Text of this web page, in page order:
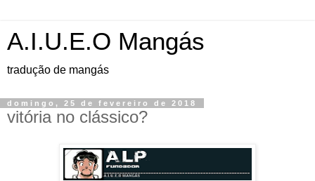
A.I.U.E.O Mangás
tradução de mangás
domingo, 25 de fevereiro de 2018
vitória no clássico?